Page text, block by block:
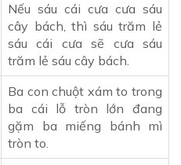
Nếu sáu cái cưa cưa sáu
cây bách, thì sáu trăm lẻ
sáu cái cưa sẽ cưa sáu
trăm lẻ sáu cây bách.
Ba con chuột xám to trong
ba cái lỗ tròn lớn đang
gặm ba miếng bánh mì
tròn to.